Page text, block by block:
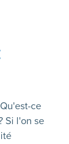
ce
Si l'on se